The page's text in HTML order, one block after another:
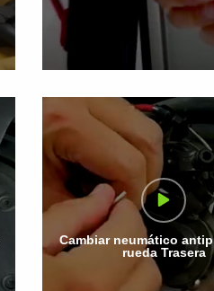
Cambiar neumático
rueda Trasera